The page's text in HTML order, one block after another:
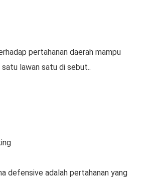
pertahanan daerah mampu
lawan satu di sebut..
defensive adalah pertahanan yang